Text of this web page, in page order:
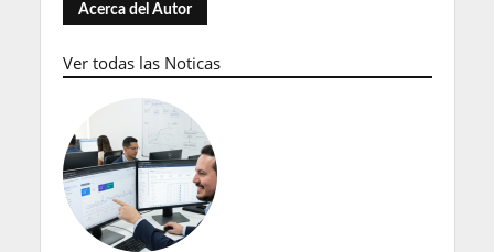
Acerca del Autor
Ver todas las Noticas